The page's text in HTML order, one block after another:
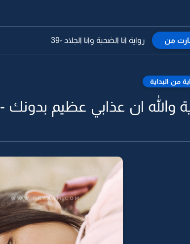
من رواية انا الضحية وانا الجلاد -38
من البداية
والله ان عذابي عظيم بدونك -1